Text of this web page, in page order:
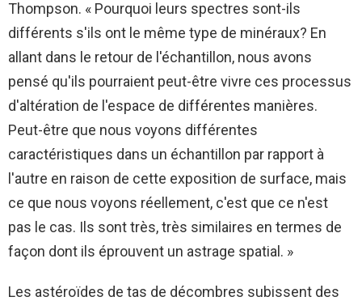
Thompson. « Pourquoi leurs spectres sont-ils
différents s'ils ont le même type de minéraux? En
allant dans le retour de l'échantillon, nous avons
pensé qu'ils pourraient peut-être vivre ces processus
d'altération de l'espace de différentes manières.
Peut-être que nous voyons différentes
caractéristiques dans un échantillon par rapport à
l'autre en raison de cette exposition de surface, mais
ce que nous voyons réellement, c'est que ce n'est
pas le cas. Ils sont très, très similaires en termes de
façon dont ils éprouvent un astrage spatial. »
Les astéroïdes de tas de décombres subissent des